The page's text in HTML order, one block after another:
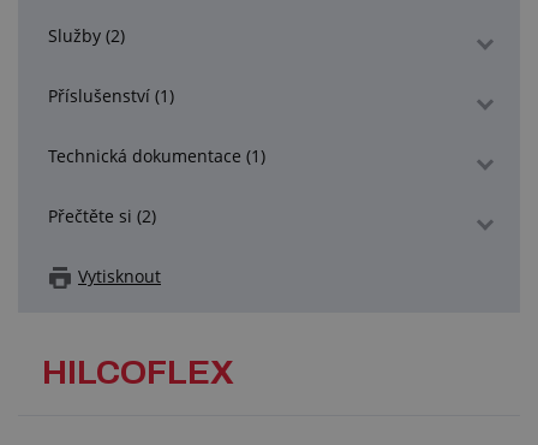
Služby (2)
Příslušenství (1)
Technická dokumentace (1)
Přečtěte si (2)
Vytisknout
HILCOFLEX